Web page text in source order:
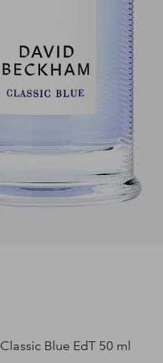
Classic Blue EdT 50 ml